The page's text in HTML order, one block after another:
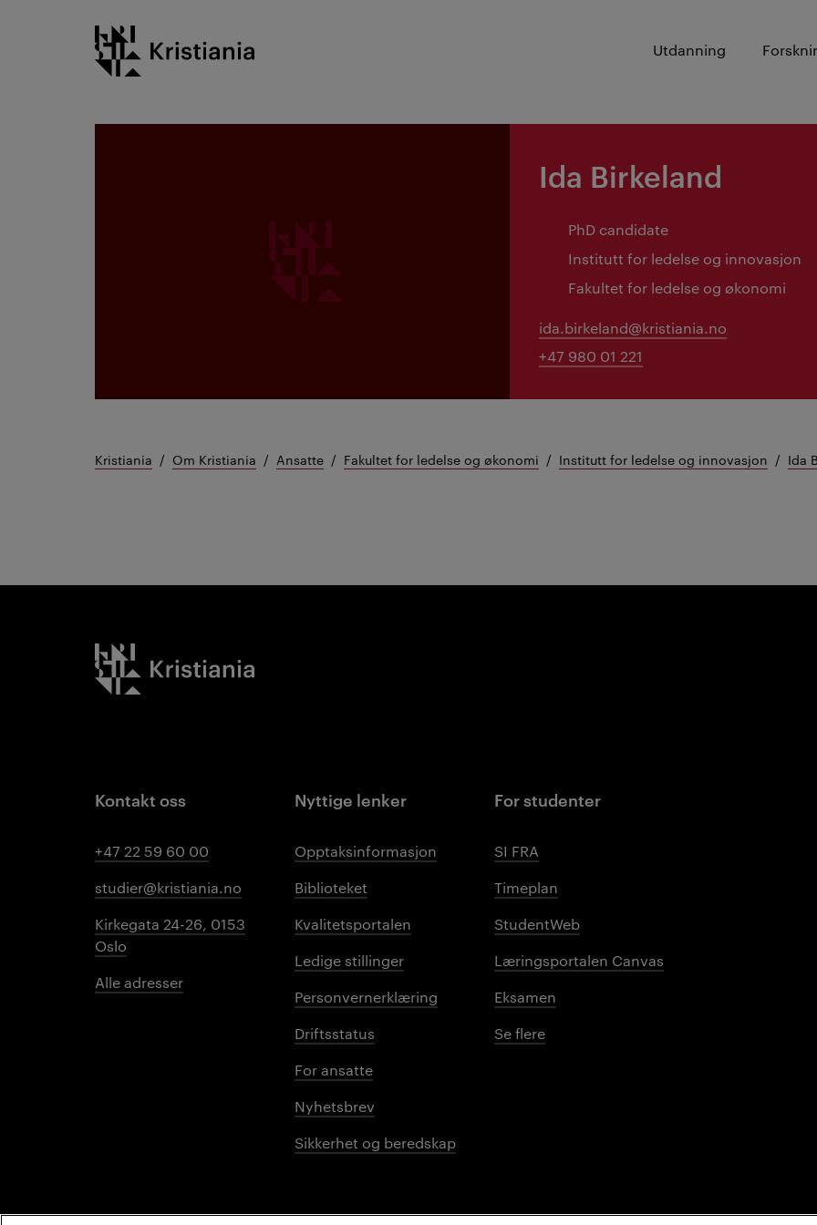
Kristiania logo
Utdanning
Ida Birkeland
PhD candidate
Institutt for ledelse og innovasjon
Fakultet for ledelse og økonomi
ida.birkeland@kristiania.no
+47 980 01 221
Kristiania Om Kristiania Ansatte Fakultet for ledelse og økonomi Institutt for ledelse og innovasjon Ida
Kristiania logo
Kontakt oss
+47 22 59 60 00
studier@kristiania.no
Kirkegata 24-26, 0153
Oslo
Alle adresser
Nyttige lenker
Opptaksinformasjon
Biblioteket
Kvalitetsportalen
Ledige stillinger
Personvernerklæring
Driftsstatus
For ansatte
Nyhetsbrev
Sikkerhet og beredskap
For studenter
SI FRA
Timeplan
StudentWeb
Læringsportalen Canvas
Eksamen
Se flere